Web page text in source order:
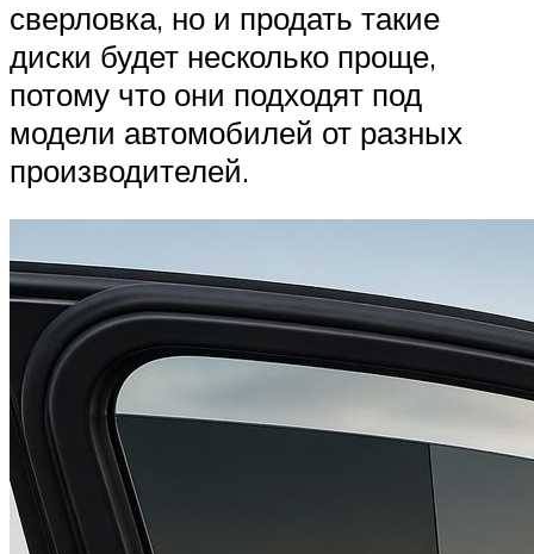
сверловка, но и продать такие
диски будет несколько проще,
потому что они подходят под
модели автомобилей от разных
производителей.